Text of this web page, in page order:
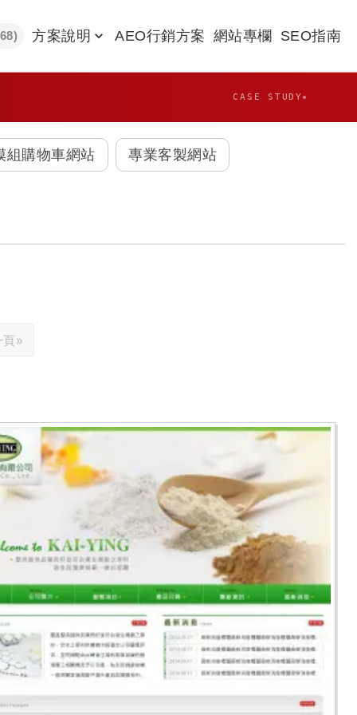
方案說明 AEO行銷方案 網站專欄 SEO指南
CASE STUDY
組購物車網站 專業客製網站
頁»